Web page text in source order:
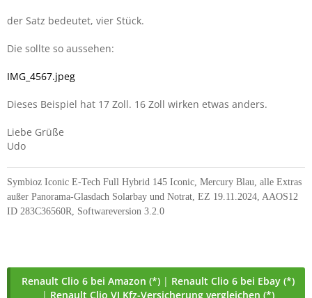
der Satz bedeutet, vier Stück.
Die sollte so aussehen:
IMG_4567.jpeg
Dieses Beispiel hat 17 Zoll. 16 Zoll wirken etwas anders.
Liebe Grüße
Udo
Symbioz Iconic E-Tech Full Hybrid 145 Iconic, Mercury Blau, alle Extras
außer Panorama-Glasdach Solarbay und Notrat, EZ 19.11.2024, AAOS12
ID 283C36560R, Softwareversion 3.2.0
Renault Clio 6 bei Amazon (*)| Renault Clio 6 bei Ebay (*)
| Renault Clio VI Kfz-Versicherung vergleichen (*)